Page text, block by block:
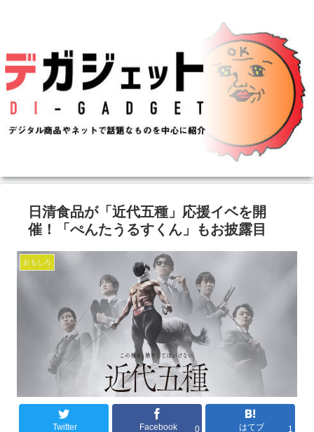
日清食品が「近代五種」応援イベを開
催！「ぺんたうるすくん」もお披露目
おもしろ
Twitter Facebook 0 はてブ 1